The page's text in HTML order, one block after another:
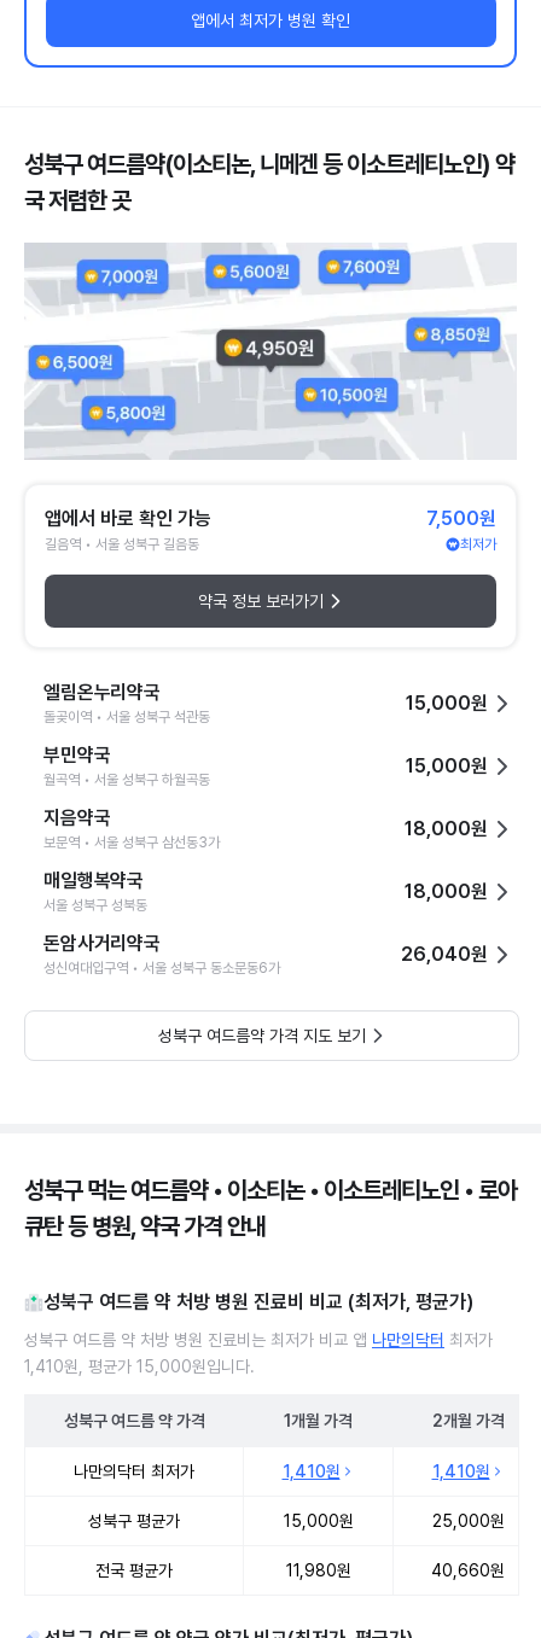
앱에서 최저가 병원 확인
성북구 여드름약(이소티논, 니메겐 등 이소트레티노인) 약
국 저렴한 곳
앱에서 바로 확인 가능
길음역 • 서울 성북구 길음동
7,500원
최저가
약국 정보 보러가기
엘림온누리약국
돌곶이역 • 서울 성북구 석관동
15,000원
부민약국
월곡역 • 서울 성북구 하월곡동
15,000원
지음약국
보문역 • 서울 성북구 삼선동3가
18,000원
매일행복약국
서울 성북구 성북동
18,000원
돈암사거리약국
성신여대입구역 • 서울 성북구 동소문동6가
26,040원
성북구 여드름약 가격 지도 보기
성북구 먹는 여드름약 • 이소티논 • 이소트레티노인 • 로아
큐탄 등 병원, 약국 가격 안내
성북구 여드름 약 처방 병원 진료비 비교 (최저가, 평균가)
성북구 여드름 약 처방 병원 진료비는 최저가 비교 앱 나만의닥터 최저가
1,410원, 평균가 15,000원입니다.
성북구 여드름 약가격 1개월 가격 2개월 가격
나만의닥터 최저가 1,410원 1,410원
성북구 평균가 15,000원 25,000원
전국 평균가 11,980원 40,660원